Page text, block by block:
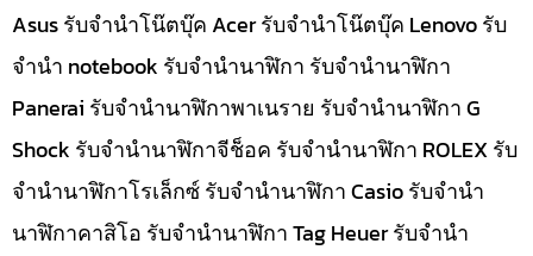
Asus รับจำนำโน๊ตบุ๊ค Acer รับจำนำโน๊ตบุ๊ค Lenovo รับ
จำนำ notebook รับจำนำนาฬิกา รับจำนำนาฬิกา
Panerai รับจำนำนาฬิกาพาเนราย รับจำนำนาฬิกา G
Shock รับจำนำนาฬิกาจีช็อค รับจำนำนาฬิกา ROLEX รับ
จำนำนาฬิกาโรเล็กซ์ รับจำนำนาฬิกา Casio รับจำนำ
นาฬิกาคาสิโอ รับจำนำนาฬิกา Tag Heuer รับจำนำ